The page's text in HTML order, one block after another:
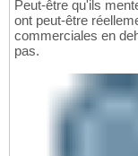
Peut-être qu'ils
ont peut-être
commerciales en
pas.